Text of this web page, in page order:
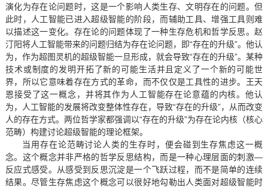
演化为存在论问题时，这是一个影响人类生存、文明存在的问题。但
此时，人工智能已进入超级智能的阶段，而辅助工具、增强工具则难
以描述这一变化。存在论的问题体现了一种生存危机和哲学反思。赵
汀阳将人工智能带来的问题归结为存在论问题，即“存在的升级”。他认
为，作为超图灵机的超级智能一旦形成，就会导致“存在的升级”。某种
技术或制度的发明开拓了新的可能生活并且定义了一个新的可能世
界，所以它意味着存在方式的革命，而不仅仅是工具性的进步。王天
恩接受了这一概念，并将其作为人工智能存在论意蕴的内核。他认
为，人工智能的发展将改变整体性存在，导致“存在的升级”，从而改变
人的存在方式。两位哲学家都强调以“存在的升级”为存在论内核（核心
范畴）构建讨论超级智能的理论框架。
当用存在论范畴讨论人类的生存时，便会碰到生存焦虑这一概
念。这个概念并非严格的哲学反思结构，而是一种心理层面的刺激—
反应式感受。从感受到反思沉淀是一个飞跃过程，而不是简单的连续
结果。尽管生存焦虑这个概念可以很好地勾勒出人类面对超级智能时